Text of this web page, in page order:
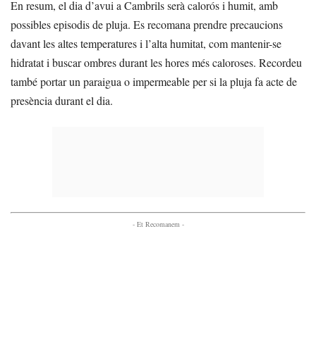
En resum, el dia d’avui a Cambrils serà calorós i humit, amb
possibles episodis de pluja. Es recomana prendre precaucions
davant les altes temperatures i l’alta humitat, com mantenir-se
hidratat i buscar ombres durant les hores més caloroses. Recordeu
també portar un paraigua o impermeable per si la pluja fa acte de
presència durant el dia.
- Et Recomanem -